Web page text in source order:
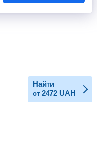
Найти
от 2472 UAH